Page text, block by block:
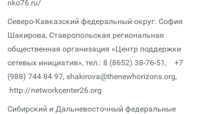
nko76.ru/
Северо-Кавказский федеральный округ: София
Шакирова, Ставропольская региональная
общественная организация «Центр поддержки
сетевых инициатив», тел.: 8 (8652) 38-76-51, +7
(988) 744 84 97, shakirova@thenewhorizons.org,
http://networkcenter26.org
Сибирский и Дальневосточный федеральные